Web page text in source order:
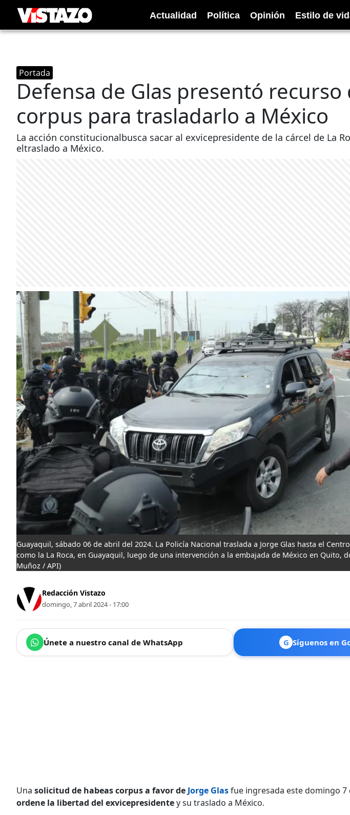
Actualidad Política Opinión Estilo de
Portada
Defensa de Glas presentó recurso
corpus para trasladarlo a México
La acción constitucionalbusca sacar al exvicepresidente de la cárcel de La
eltraslado a México.
Guayaquil, sábado 06 de abril del 2024. La Policía Nacional traslada a Jorge Glas hasta el
como la La Roca, en Guayaquil, luego de una intervención a la embajada de México en Quito,
Muñoz / API)
Redacción Vistazo
domingo, 7 abril 2024 - 17:00
Únete a nuestro canal de WhatsApp G Síguenos en
Una solicitud de habeas corpus a favor de Jorge Glasfue ingresada este domingo 7
ordene la libertad del exvicepresidentey su traslado a México.